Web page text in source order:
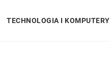
TECHNOLOGIA I KOMPUTERY